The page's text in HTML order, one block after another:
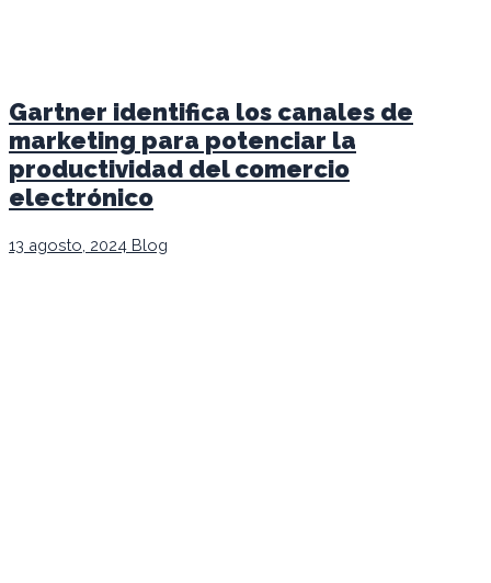
Gartner identifica los canales de
marketing para potenciar la
productividad del comercio
electrónico
13 agosto, 2024 Blog